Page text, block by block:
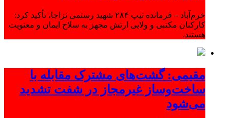
خرم‌آباد – فرمانده تیپ ۲۸۴ شهید رستمی نزاجا، تأکید کرد:
کارکنان مکتبی و ولایی ارتش مجهز به سلاح ایمان و معنویت
هستند.
مقیمی: گشت‌های مشترک مقابله با
ساخت‌وساز غیرمجاز در شفت تشدید
می‌شود